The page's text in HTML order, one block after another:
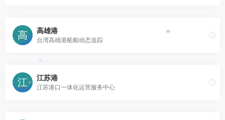
高雄港
台湾高雄港船舶动态追踪
江苏港
江苏港口一体化运营服务中心
*
*